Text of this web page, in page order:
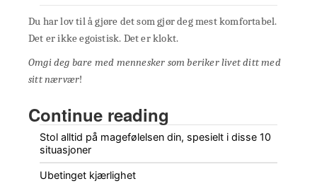
Du har lov til å gjøre det som gjør deg mest komfortabel.
Det er ikke egoistisk. Det er klokt.
Omgi deg bare med mennesker som beriker livet ditt med
sitt nærvær!
Continue reading
Stol alltid på magefølelsen din, spesielt i disse 10
situasjoner
Ubetinget kjærlighet